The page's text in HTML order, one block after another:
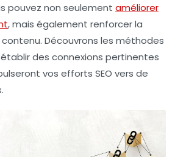
pouvez non seulement améliorer
, mais également renforcer la
Découvrons les méthodes
des connexions pertinentes
vos efforts SEO vers de